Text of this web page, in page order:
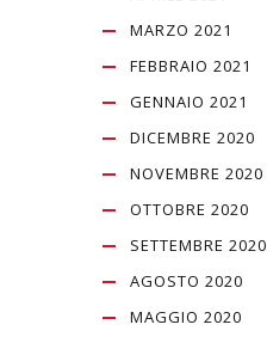
MARZO 2021
FEBBRAIO 2021
GENNAIO 2021
DICEMBRE 2020
NOVEMBRE 2020
OTTOBRE 2020
SETTEMBRE 2020
AGOSTO 2020
MAGGIO 2020